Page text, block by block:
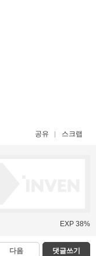
공유 스크랩
EXP 38%
다음 댓글쓰기